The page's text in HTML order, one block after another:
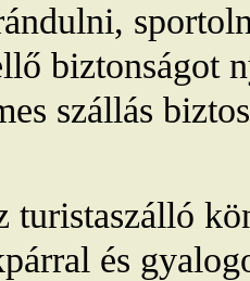
biztonságot
szállás
turistaszálló
és